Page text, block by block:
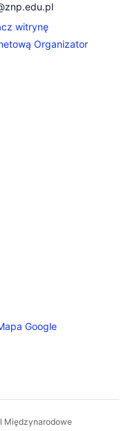
witrynę
Organizator
Google
Międzynarodowe